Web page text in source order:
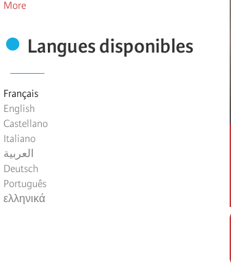
More
Langues disponibles
Français
English
Castellano
Italiano
العربية
Deutsch
Português
ελληνικά